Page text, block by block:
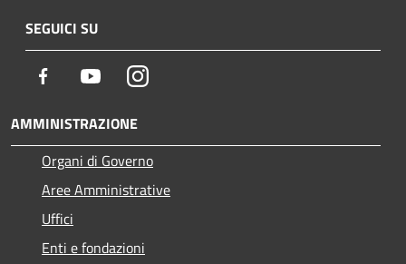
SEGUICI SU
Facebook YoutubeInstagram
AMMINISTRAZIONE
Organi di Governo
Aree Amministrative
Uffici
Enti e fondazioni